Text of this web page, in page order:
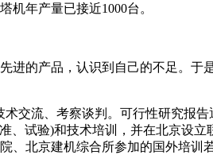
机年产量已接近1000台。
进的产品，认识到自己的不足。
交流、考察谈判。可行性研究报
、试验)和技术培训，并在北京设
北京建机综合所参加的国外培训